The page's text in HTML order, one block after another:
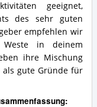
geeignet,
des sehr guten
empfehlen wir
Weste in deinem
ihre Mischung
als gute Gründe für